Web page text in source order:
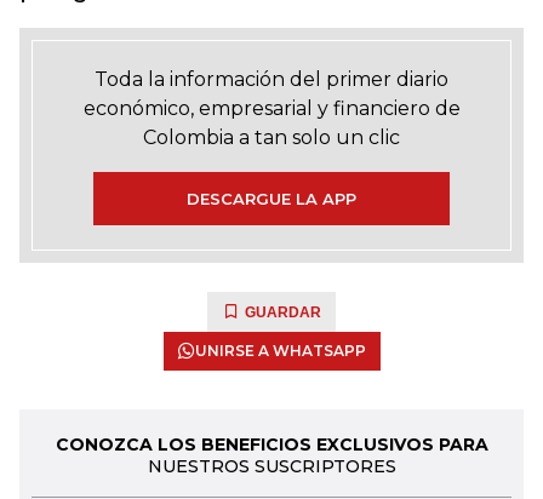
Toda la información del primer diario
económico, empresarial y financiero de
Colombia a tan solo un clic
DESCARGUE LA APP
GUARDAR
UNIRSE A WHATSAPP
CONOZCA LOS BENEFICIOS EXCLUSIVOS PARA
NUESTROS SUSCRIPTORES